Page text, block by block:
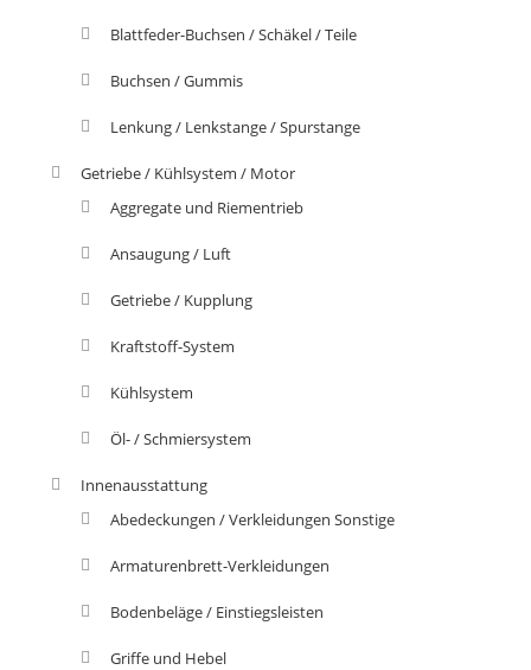
Blattfeder-Buchsen / Schäkel / Teile
Buchsen / Gummis
Lenkung / Lenkstange / Spurstange
Getriebe / Kühlsystem / Motor
Aggregate und Riementrieb
Ansaugung / Luft
Getriebe / Kupplung
Kraftstoff-System
Kühlsystem
Öl- / Schmiersystem
Innenausstattung
Abedeckungen / Verkleidungen Sonstige
Armaturenbrett-Verkleidungen
Bodenbeläge / Einstiegsleisten
Griffe und Hebel